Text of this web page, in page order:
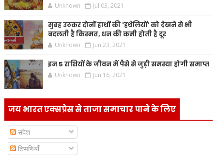
Unknown Jul 03, 2021
सुबह उठकर दोनों हाथों की 'हथेलियों' को देखने से भी
बदलती है किस्मत, धन की कमी होती है दूर
Unknown Jun 23, 2021
इन 5 राशियों के जीवन में पैसे से जुड़ी समस्या होगी समाप्त
Unknown Jun 16, 2021
जय भारत एक्सप्रेस से ताजा समाचार पाने के लिए
संदेश
टिप्पणियाँ